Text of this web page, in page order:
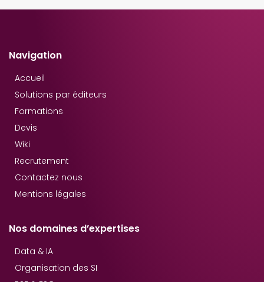
Navigation
Accueil
Solutions par éditeurs
Formations
Devis
Wiki
Recrutement
Contactez nous
Mentions légales
Nos domaines d’expertises
Data & IA
Organisation des SI